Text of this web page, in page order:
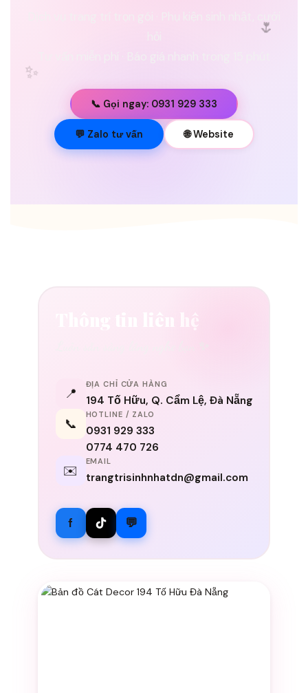
✨
🌷
💐
Dịch vụ trang trí trọn gói · Phụ kiện sinh nhật, cưới
📞 Gọi ngay: 0931 929 333
💬 Zalo tư vấn 🌐 Website
Thông tin liên hệ
📍
ĐỊA CHỈ CỬA HÀNG
194 Tố Hữu, Q. Cẩm Lệ, Đà Nẵng
📞
HOTLINE / ZALO
0931 929 333
0774 470 726
✉️
EMAIL
trangtrisinhnhatdn@gmail.com
f 💬